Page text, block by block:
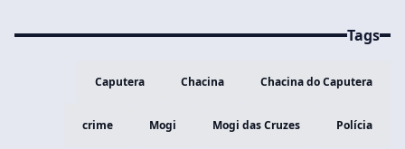
Tags
Caputera Chacina Chacina do Caputera
crime Mogi Mogi das Cruzes Polícia